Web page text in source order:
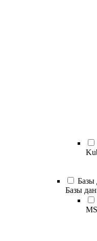
Базы
Базы